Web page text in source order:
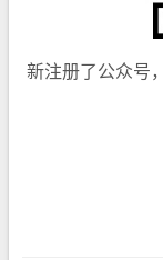
新注册了公众号